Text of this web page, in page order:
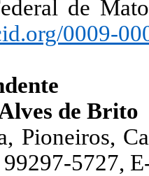
de
0009-
de Brito
Pioneiros,
5727,